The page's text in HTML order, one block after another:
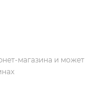
магазина и может